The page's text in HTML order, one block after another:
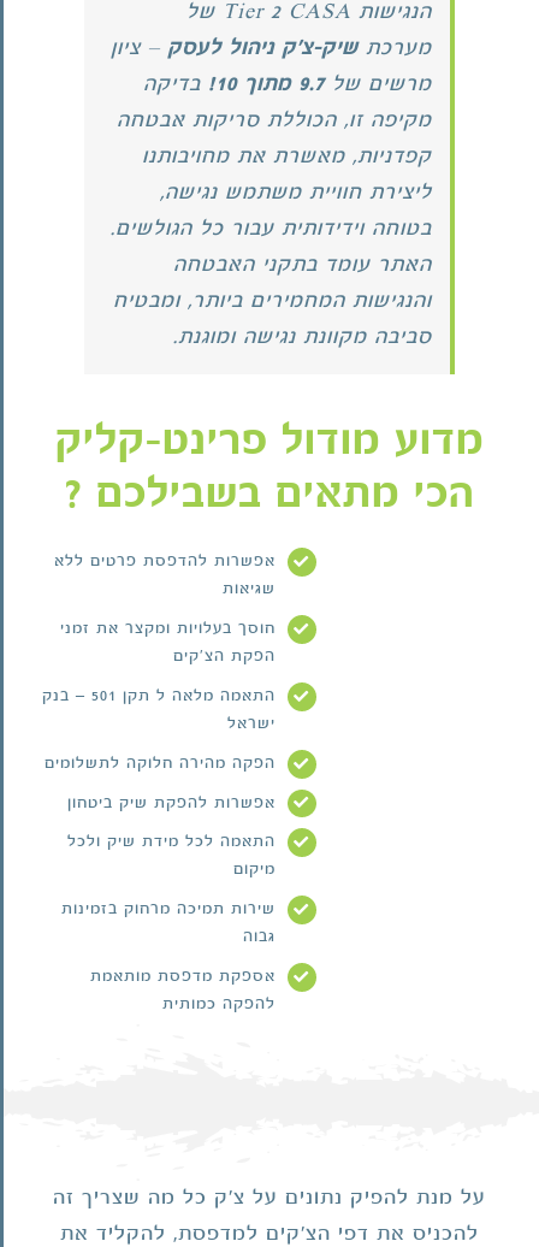
הנגישות Tier 2 CASA של
מערכתשיק-צ'ק ניהול לעסק – ציון
מרשים של9.7 מתוך 10!
בדיקה
מקיפה זו, הכוללת סריקות אבטחה
קפדניות, מאשרת את מחויבותנו
ליצירת חוויית משתמש נגישה,
בטוחה וידידותית עבור כל הגולשים.
האתר עומד בתקני האבטחה
והנגישות המחמירים ביותר, ומבטיח
סביבה מקוונת נגישה ומוגנת.
מדוע מודול פרינט-קליק
הכי מתאים בשבילכם ?
אפשרות להדפסת פרטים ללא
שגיאות
חוסך בעלויות ומקצר את זמני
הפקת הצ'קים
התאמה מלאה ל תקן 501 – בנק
ישראל
הפקה מהירה חלוקה לתשלומים
אפשרות להפקת שיק ביטחון
התאמה לכל מידת שיק ולכל
מיקום
שירות תמיכה מרחוק בזמינות
גבוה
אספקת מדפסת מותאמת
להפקה כמותית
על מנת להפיק נתונים על צ'ק כל מה שצריך זה
להכניס את דפי הצ'קים למדפסת, להקליד את